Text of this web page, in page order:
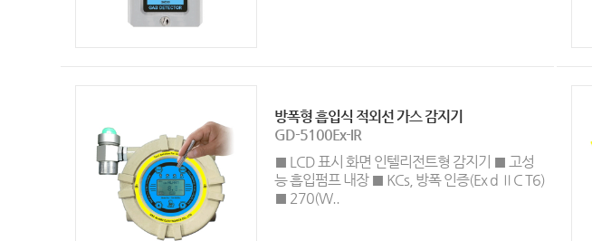
방폭형 흡입식 적외선 가스 감지기
GD-5100Ex-IR
■ LCD 표시 화면 인텔리전트형 감지기 ■ 고성
능 흡입펌프 내장 ■ KCs, 방폭 인증(Ex d ⅡC T6)
■ 270(W..